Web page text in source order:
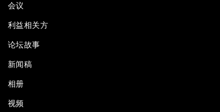
会议
利益相关方
论坛故事
新闻稿
相册
视频